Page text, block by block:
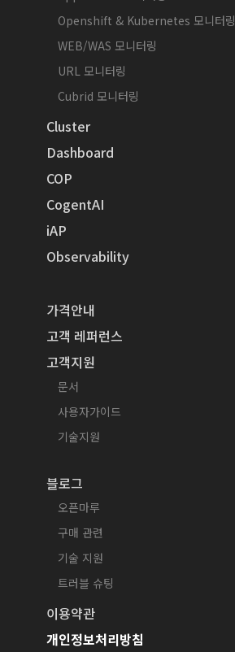
Openshift & Kubernetes 모니터링
WEB/WAS 모니터링
URL 모니터링
Cubrid 모니터링
Cluster
Dashboard
COP
CogentAI
iAP
Observability
가격안내
고객 레퍼런스
고객지원
문서
사용자가이드
기술지원
블로그
오픈마루
구매 관련
기술 지원
트러블 슈팅
이용약관
개인정보처리방침